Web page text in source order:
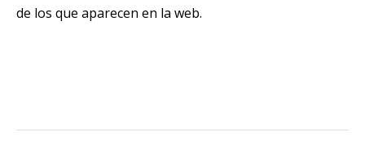
de los que aparecen en la web.